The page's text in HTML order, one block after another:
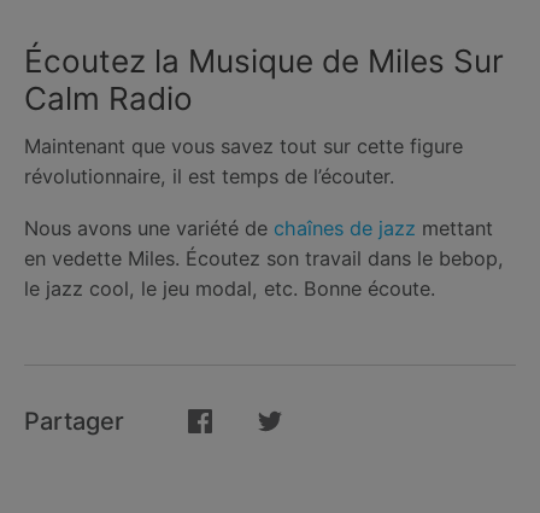
Écoutez la Musique de Miles Sur
Calm Radio
Maintenant que vous savez tout sur cette figure
révolutionnaire, il est temps de l’écouter.
Nous avons une variété de chaînes de jazz mettant
en vedette Miles. Écoutez son travail dans le bebop,
le jazz cool, le jeu modal, etc. Bonne écoute.
Partager